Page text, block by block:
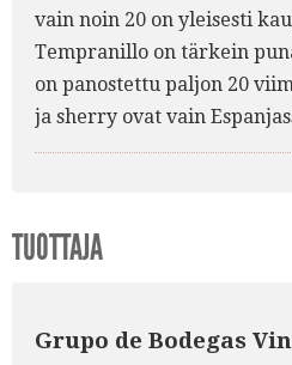
vain noin 20 on yleisesti
Tempranillo on tärkein
on panostettu paljon 20
ja sherry ovat vain
TUOTTAJA
Grupo de Bodegas